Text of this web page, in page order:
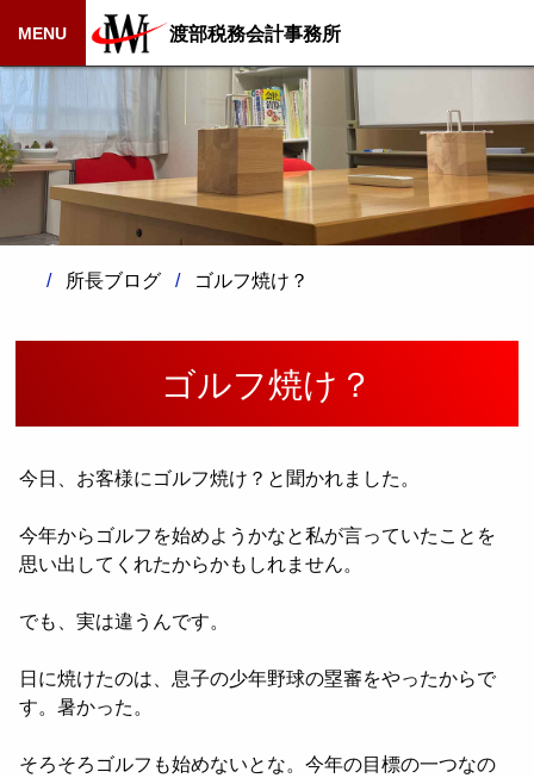
MENU 渡部税務会計事務所
所長ブログ ゴルフ焼け？
ゴルフ焼け？
今日、お客様にゴルフ焼け？と聞かれました。
今年からゴルフを始めようかなと私が言っていたことを
思い出してくれたからかもしれません。
でも、実は違うんです。
日に焼けたのは、息子の少年野球の塁審をやったからで
す。暑かった。
そろそろゴルフも始めないとな。今年の目標の一つなの